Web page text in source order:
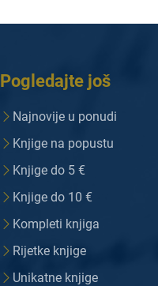
Pogledajte još
Najnovije u ponudi
Knjige na popustu
Knjige do 5 €
Knjige do 10 €
Kompleti knjiga
Rijetke knjige
Unikatne knjige